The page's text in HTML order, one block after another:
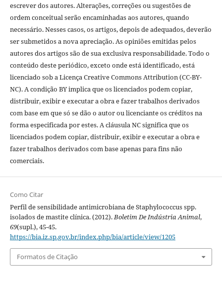
escrever dos autores. Alterações, correções ou sugestões de
ordem conceitual serão encaminhadas aos autores, quando
necessário. Nesses casos, os artigos, depois de adequados, deverão
ser submetidos a nova apreciação. As opiniões emitidas pelos
autores dos artigos são de sua exclusiva responsabilidade. Todo o
conteúdo deste periódico, exceto onde está identificado, está
licenciado sob a Licença Creative Commons Attribution (CC-BY-
NC). A condição BY implica que os licenciados podem copiar,
distribuir, exibir e executar a obra e fazer trabalhos derivados
com base em que só se dão o autor ou licenciante os créditos na
forma especificada por estes. A cláusula NC significa que os
licenciados podem copiar, distribuir, exibir e executar a obra e
fazer trabalhos derivados com base apenas para fins não
comerciais.
Como Citar
Perfil de sensibilidade antimicrobiana de Staphylococcus spp.
isolados de mastite clínica. (2012).Boletim De Indústria Animal,
69(supl.), 45-45.
https://bia.iz.sp.gov.br/index.php/bia/article/view/1205
Formatos de Citação